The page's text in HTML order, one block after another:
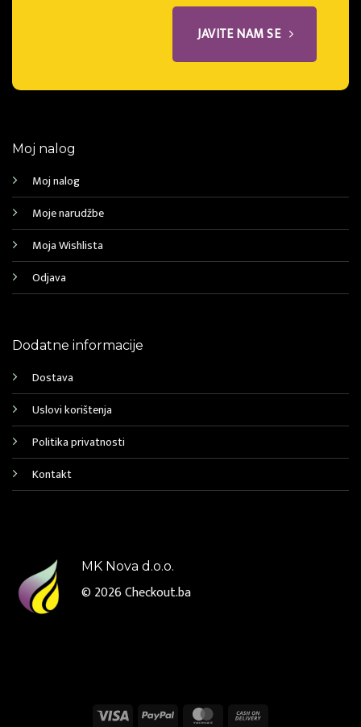
JAVITE NAM SE
Moj nalog
Moj nalog
Moje narudžbe
Moja Wishlista
Odjava
Dodatne informacije
Dostava
Uslovi korištenja
Politika privatnosti
Kontakt
MK Nova d.o.o.
© 2026Checkout.ba